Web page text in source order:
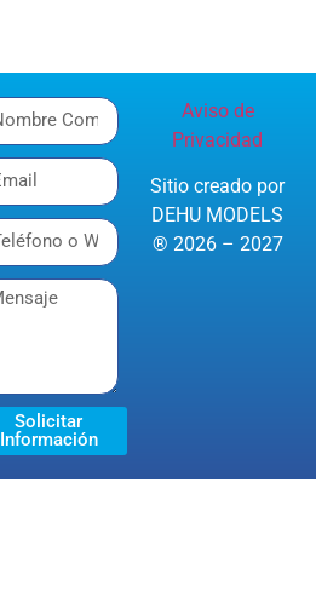
Solicitar
Información
Aviso de
Privacidad
Sitio creado por
DEHU MODELS
® 2026 – 2027